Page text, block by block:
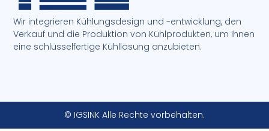
Wir integrieren Kühlungsdesign und -entwicklung, den
Verkauf und die Produktion von Kühlprodukten, um Ihnen
eine schlüsselfertige Kühllösung anzubieten.
© IGSINK Alle Rechte vorbehalten.